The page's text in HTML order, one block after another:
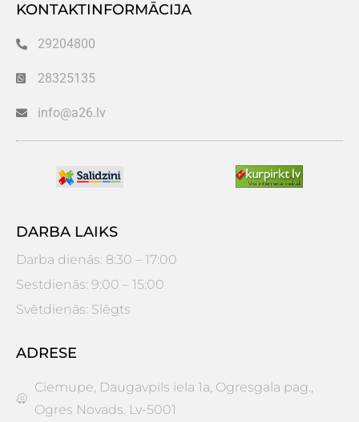
KONTAKTINFORMĀCIJA
29204800
28325135
info@a26.lv
DARBA LAIKS
Darba dienās: 8:30 – 17:00
Sestdienās: 9:00 – 15:00
Svētdienās: Slēgts
ADRESE
Ciemupe, Daugavpils iela 1a, Ogresgala pag.,
Ogres Novads. Lv-5001